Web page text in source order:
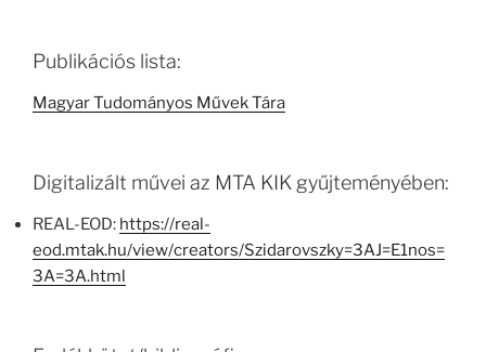
Publikációs lista:
Magyar Tudományos Művek Tára
Digitalizált művei az MTA KIK gyűjteményében:
REAL-EOD: https://real-
eod.mtak.hu/view/creators/Szidarovszky=3AJ=E1nos=
3A=3A.html